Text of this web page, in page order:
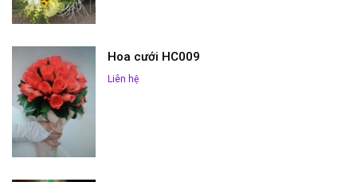
Hoa cưới HC009
Liên hệ